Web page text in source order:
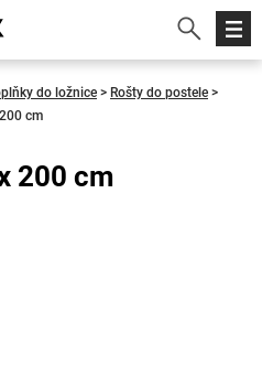
do ložnice > Rošty do postele >
cm
200 cm